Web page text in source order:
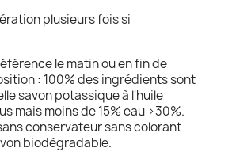
plusieurs fois si
le matin ou en fin de
: 100% des ingrédients sont
savon potassique à l'huile
mais moins de 15% eau >30%.
conservateur sans colorant
biodégradable.